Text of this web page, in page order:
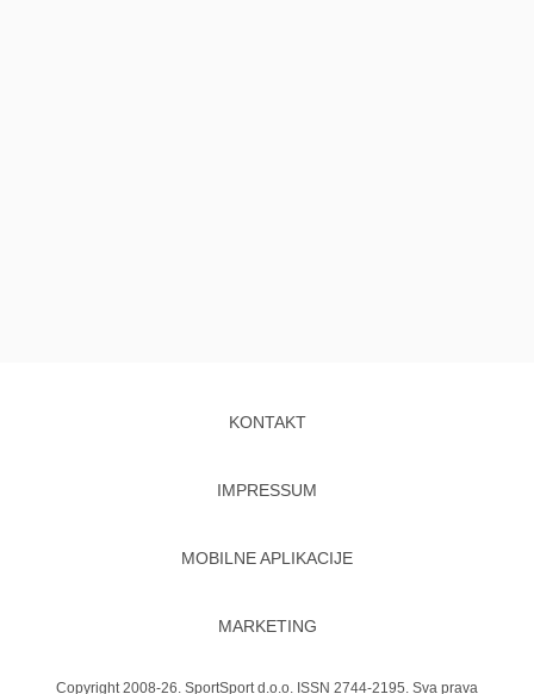
KONTAKT
IMPRESSUM
MOBILNE APLIKACIJE
MARKETING
Copyright 2008-26. SportSport d.o.o. ISSN 2744-2195. Sva prava